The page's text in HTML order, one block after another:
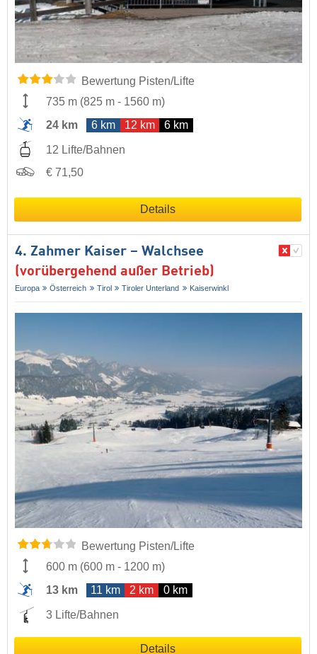
Bewertung Pisten/Lifte
735 m (825 m - 1560 m)
24 km
6 km 12 km 6 km
12 Lifte/Bahnen
€ 71,50
Details
4. Zahmer Kaiser – Walchsee
(vorübergehend außer Betrieb)
Europa Österreich Tirol Tiroler Unterland Kaiserwinkl
Bewertung Pisten/Lifte
600 m (600 m - 1200 m)
13 km
11 km 2 km 0 km
3 Lifte/Bahnen
Details